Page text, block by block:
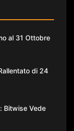
al 31 Ottobre
di 24
Bitwise Vede